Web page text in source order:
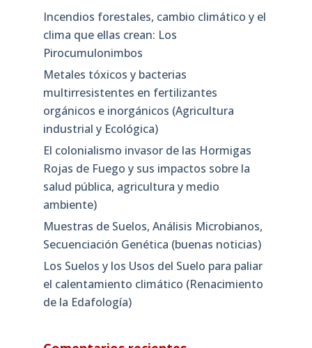
Incendios forestales, cambio climático y el
clima que ellas crean: Los
Pirocumulonimbos
Metales tóxicos y bacterias
multirresistentes en fertilizantes
orgánicos e inorgánicos (Agricultura
industrial y Ecológica)
El colonialismo invasor de las Hormigas
Rojas de Fuego y sus impactos sobre la
salud pública, agricultura y medio
ambiente)
Muestras de Suelos, Análisis Microbianos,
Secuenciación Genética (buenas noticias)
Los Suelos y los Usos del Suelo para paliar
el calentamiento climático (Renacimiento
de la Edafología)